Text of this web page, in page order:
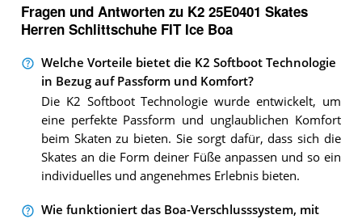
Fragen und Antworten zu K2 25E0401 Skates
Herren Schlittschuhe FIT Ice Boa
Welche Vorteile bietet die K2 Softboot Technologie
in Bezug auf Passform und Komfort?
Die K2 Softboot Technologie wurde entwickelt, um
eine perfekte Passform und unglaublichen Komfort
beim Skaten zu bieten. Sie sorgt dafür, dass sich die
Skates an die Form deiner Füße anpassen und so ein
individuelles und angenehmes Erlebnis bieten.
Wie funktioniert das Boa-Verschlusssystem, mit